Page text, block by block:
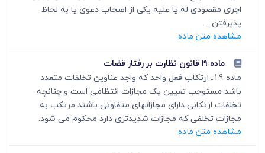
اجرای مقصودی له یا علیه یکی از اصحاب دعوی یا به لحاظ
پذیرفتن...
مشاهده متن ماده
ماده ۱۹ قانون نظارت بر رفتار قضات
ماده 19ـ ارتکاب فعل واحد که واجد عناوین تخلفات متعدد
باشد مستوجب تعیین یک مجازات انتظامی است و چنانچه
تخلفات ارتکابی دارای مجازاتهای متفاوتی باشند مرتکب به
مجازات تخلفی که مجازات شدیدتری دارد محکوم می شود.
مشاهده متن ماده